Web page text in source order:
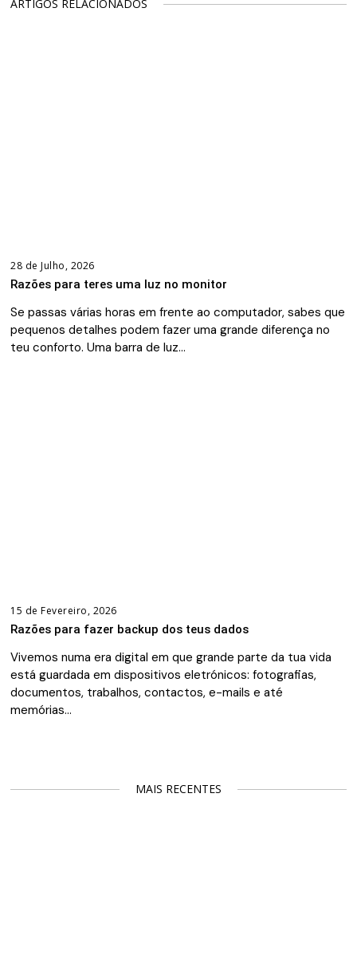
ARTIGOS RELACIONADOS
28 de Julho, 2026
Razões para teres uma luz no monitor
Se passas várias horas em frente ao computador, sabes que
pequenos detalhes podem fazer uma grande diferença no
teu conforto. Uma barra de luz…
15 de Fevereiro, 2026
Razões para fazer backup dos teus dados
Vivemos numa era digital em que grande parte da tua vida
está guardada em dispositivos eletrónicos: fotografias,
documentos, trabalhos, contactos, e-mails e até
memórias…
MAIS RECENTES